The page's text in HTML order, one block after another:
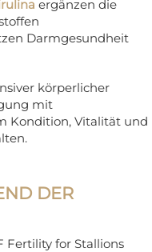
ergänzen die
Darmgesundheit
körperlicher
mit
Kondition, Vitalität und
DER
Fertility for Stallions